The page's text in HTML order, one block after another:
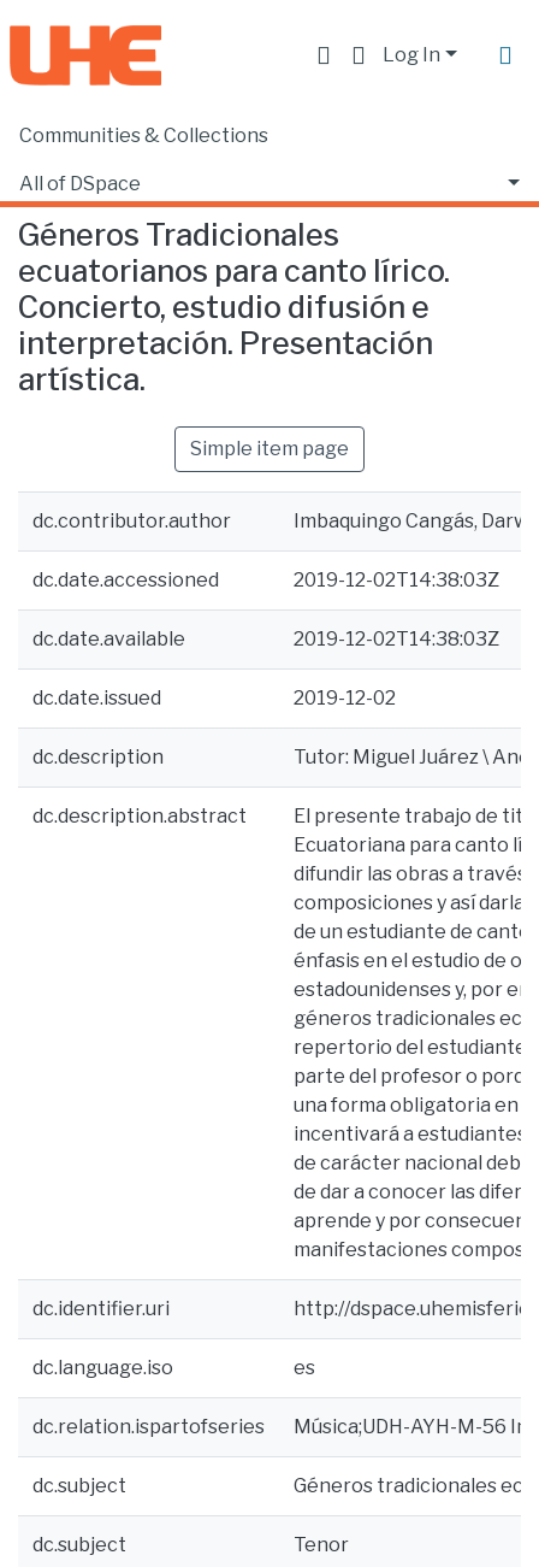
Log In
Communities & Collections
All of DSpace
Statistics
Home Escuela de Música
Géneros Tradicionales
ecuatorianos para canto lírico.
Concierto, estudio difusión e
interpretación. Presentación
artística.
Simple item page
dc.contributor.author Imbaquingo Cangás,
dc.date.accessioned 2019-12-02T14:38:03Z
dc.date.available 2019-12-02T14:38:03Z
dc.date.issued 2019-12-02
dc.description Tutor: Miguel Juárez \
dc.description.abstract
El presente trabajo de
Ecuatoriana para canto
difundir las obras a través
composiciones y así
de un estudiante de canto
énfasis en el estudio de
estadounidenses y, por
géneros tradicionales
repertorio del estudiante,
parte del profesor o
una forma obligatoria en
incentivará a estudiantes
de carácter nacional
de dar a conocer las
aprende y por
manifestaciones
dc.identifier.uri http://
dc.language.iso es
dc.relation.ispartofseries Música;UDH-AYH-M-56
dc.subject Géneros tradicionales
dc.subject Tenor